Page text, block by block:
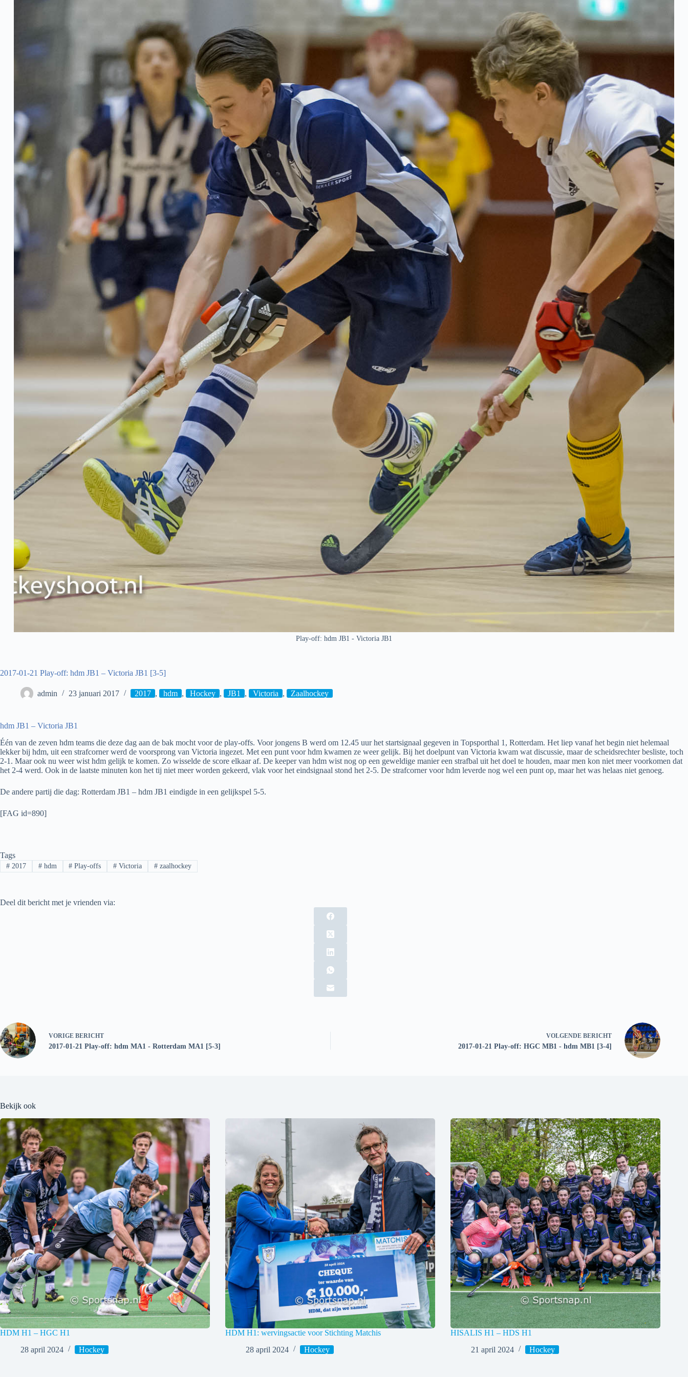
Play-off: hdm JB1 - Victoria JB1
2017-01-21 Play-off: hdm JB1 – Victoria JB1 [3-5]
admin 23 januari 2017 2017 , hdm , Hockey , JB1 , Victoria , Zaalhockey
hdm JB1 – Victoria JB1
Één van de zeven hdm teams die deze dag aan de bak mocht voor de play-offs. Voor jongens B werd om 12.45 uur het startsignaal gegeven in Topsporthal 1, Rotterdam. Het liep vanaf het begin niet helemaal
lekker bij hdm, uit een strafcorner werd de voorsprong van Victoria ingezet. Met een punt voor hdm kwamen ze weer gelijk. Bij het doelpunt van Victoria kwam wat discussie, maar de scheidsrechter besliste, toch
2-1. Maar ook nu weer wist hdm gelijk te komen. Zo wisselde de score elkaar af. De keeper van hdm wist nog op een geweldige manier een strafbal uit het doel te houden, maar men kon niet meer voorkomen dat
het 2-4 werd. Ook in de laatste minuten kon het tij niet meer worden gekeerd, vlak voor het eindsignaal stond het 2-5. De strafcorner voor hdm leverde nog wel een punt op, maar het was helaas niet genoeg.
De andere partij die dag: Rotterdam JB1 – hdm JB1 eindigde in een gelijkspel 5-5.
[FAG id=890]
Tags
#2017 #hdm # Play-offs # Victoria # zaalhockey
Deel dit bericht met je vrienden via:
VORIGE BERICHT
2017-01-21 Play-off: hdm MA1 - Rotterdam MA1 [5-3]
VOLGENDE BERICHT
2017-01-21 Play-off: HGC MB1 - hdm MB1 [3-4]
Bekijk ook
HDM H1 – HGC H1
28 april 2024
Hockey
HDM H1: wervingsactie voor Stichting Matchis
28 april 2024
Hockey
HISALIS H1 – HDS H1
21 april 2024
Hockey